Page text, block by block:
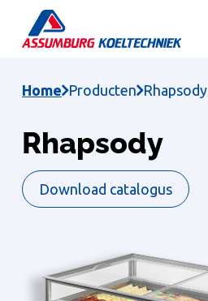
main
Home Producten Rhapsody
Rhapsody
Download catalogus